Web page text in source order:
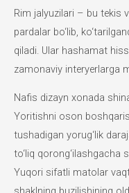
Rim jalyuzilari – bu tekis
pardalar bo‘lib,
qiladi. Ular hashamat
zamonaviy interyerlarga
Nafis dizayn xonada
Yoritishni oson
tushadigan yorug‘lik
to‘liq qorong‘ilashgacha
Yuqori sifatli matolar